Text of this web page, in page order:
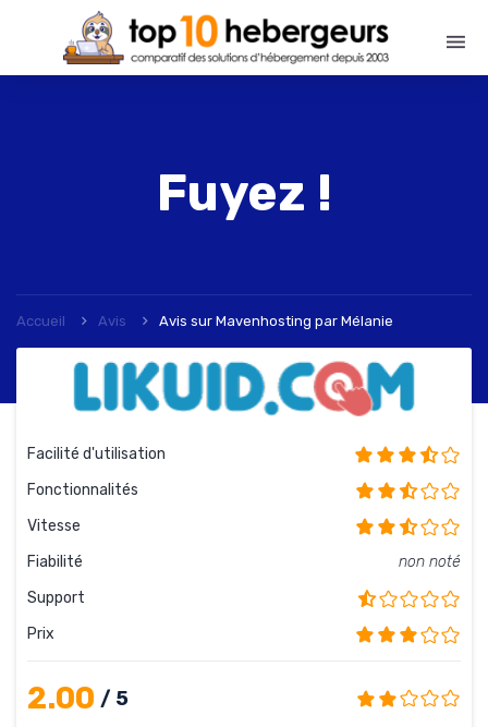
Fuyez !
Accueil Avis Avis sur Mavenhosting par Mélanie
Facilité d'utilisation
Fonctionnalités
Vitesse
Fiabilité
non noté
Support
Prix
2.00 / 5